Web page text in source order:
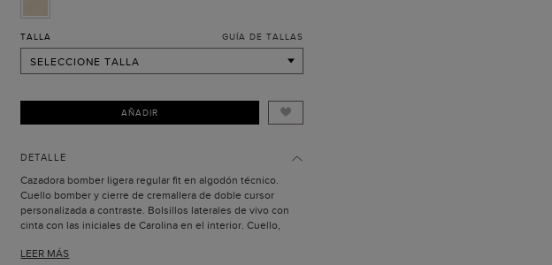
TALLA
SELECCIONE TALLA
XXL GUÍA DE TALLAS
AÑADIR
DETALLE
Cazadora bomber ligera regular fit en algodón técnico.
Cuello bomber y cierre de cremallera de doble cursor
personalizada a contraste. Bolsillos laterales de vivo con
cinta con las iniciales de Carolina en el interior. Cuello,
CHartan de cuadro tartán con las iniciales de Carolina con
LEER MÁS